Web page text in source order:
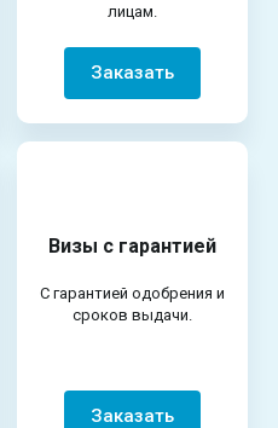
лицам.
Заказать
Визы с гарантией
С гарантией одобрения и
сроков выдачи.
Заказать